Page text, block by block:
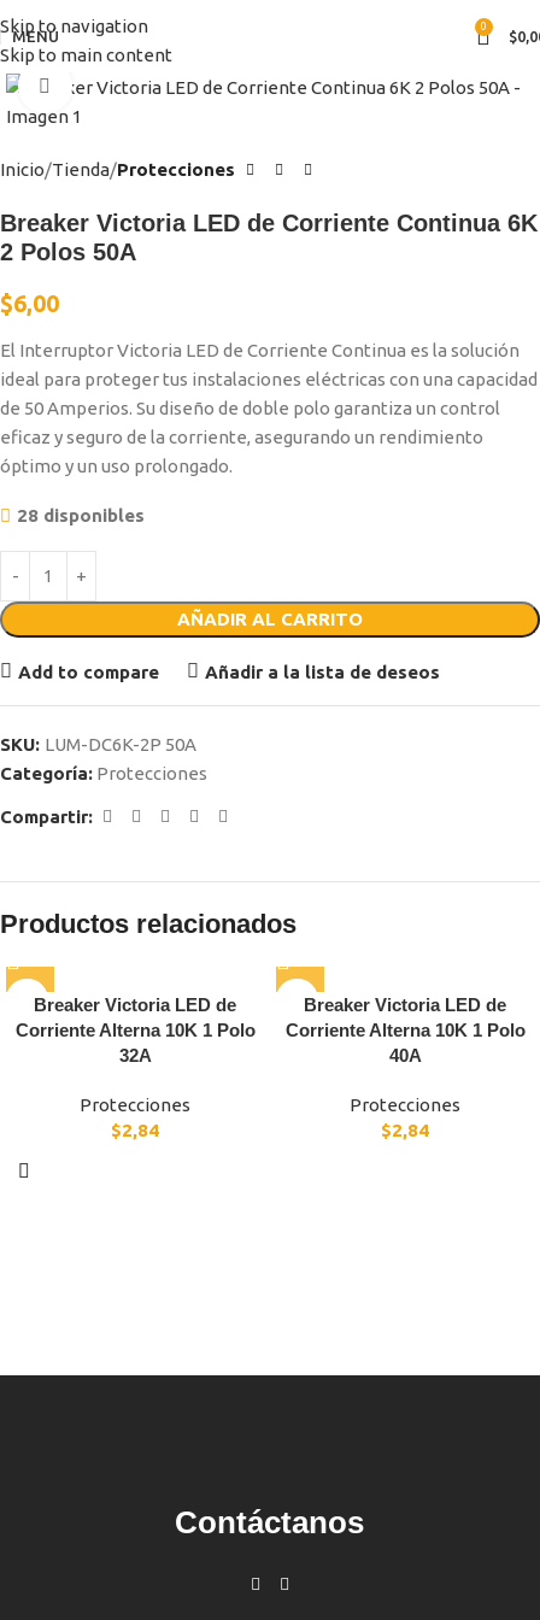
Skip to navigation
Skip to main content
MENÚ
0
$
Clic para ampliar
Inicio Tienda Protecciones
Breaker Victoria LED de Corriente Continua 6K
2 Polos 50A
$6,00
El Interruptor Victoria LED de Corriente Continua es la solución
ideal para proteger tus instalaciones eléctricas con una capacidad
de 50 Amperios. Su diseño de doble polo garantiza un control
eficaz y seguro de la corriente, asegurando un rendimiento
óptimo y un uso prolongado.
28 disponibles
AÑADIR AL CARRITO
Add to compare Añadir a la lista de deseos
SKU: LUM-DC6K-2P 50A
Categoría: Protecciones
Compartir:
Productos relacionados
Breaker Victoria LED de
Corriente Alterna 10K 1 Polo
32A
Protecciones
$2,84
Breaker Victoria LED de
Corriente Alterna 10K 1 Polo
40A
Protecciones
$2,84
Contáctanos